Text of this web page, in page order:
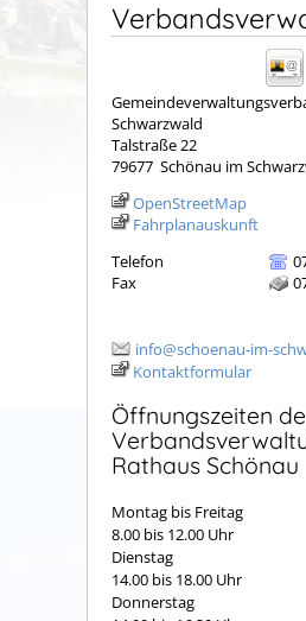
Schwarzwald
Talstraße 22
79677 Schönau im
OpenStreetMap
Fahrplanauskunft
Telefon
Fax
info@schoenau-im-
Kontaktformular
Öffnungszeiten
Rathaus Schönau
Montag bis Freitag
8.00 bis 12.00 Uhr
Dienstag
14.00 bis 18.00 Uhr
Donnerstag